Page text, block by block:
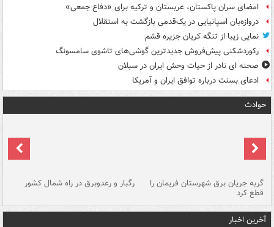
امضای سران پاکستان، عربستان و ترکیه برای «دفاع جمعی»
دروازه‌بان اسپانیایی در یک‌قدمی بازگشت به استقلال
نمایی زیبا از تنگه کریان جزیره قشم
رکوردشکنی پیش‌فروش جدیدترین گوشی‌های تاشوی سامسونگ
صحنه ای نادر از حیات وحش ایران در سبلان
ادعای بسنت درباره توافق ایران و آمریکا
حوادث
گربه جریان برق شهرستان فریمان را
قطع کرد
رگبار و رعدوبرق در راه شمال کشور
آخرین اخبار